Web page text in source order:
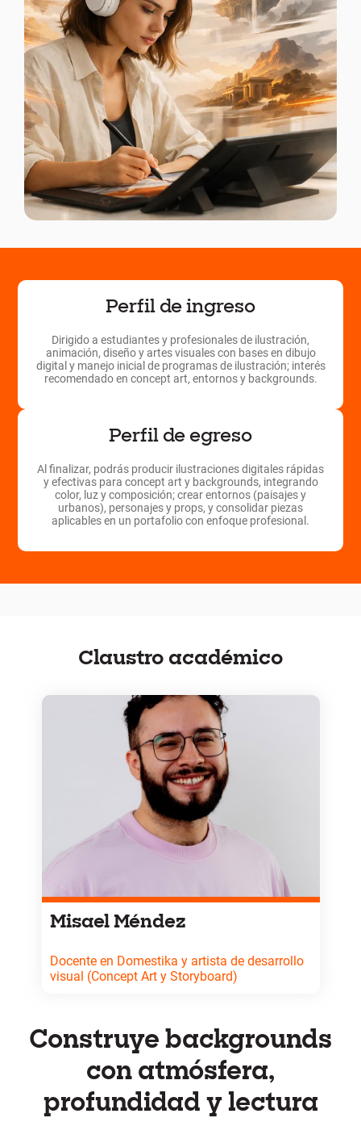
Perfil de ingreso
Dirigido a estudiantes y profesionales de ilustración,
animación, diseño y artes visuales con bases en dibujo
digital y manejo inicial de programas de ilustración; interés
recomendado en concept art, entornos y backgrounds.
Perfil de egreso
Al finalizar, podrás producir ilustraciones digitales rápidas
y efectivas para concept art y backgrounds, integrando
color, luz y composición; crear entornos (paisajes y
urbanos), personajes y props, y consolidar piezas
aplicables en un portafolio con enfoque profesional.
Claustro académico
Misael Méndez
Docente en Domestika y artista de desarrollo
visual (Concept Art y Storyboard)
audiovisual, experiencia en diseño de fondos,
personajes y dirección estética, y trayectoria
docente con enfoque práctico y profesional.
Construye backgrounds
con atmósfera,
profundidad y lectura